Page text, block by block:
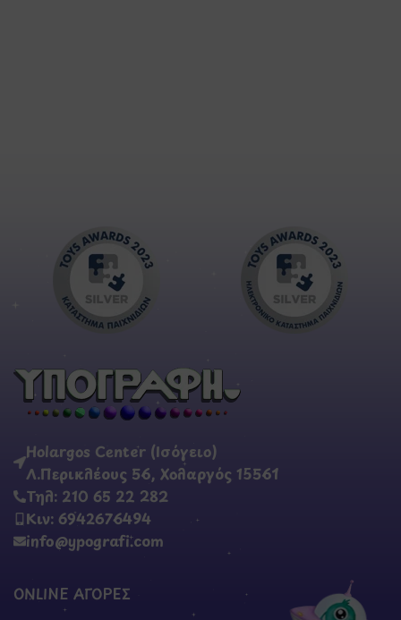
Holargos Center (Ισόγειο)
Λ.Περικλέους 56, Χολαργός 15561
Τηλ: 210 65 22 282
Κιν: 6942676494
info@ypografi.com
ONLINE ΑΓΟΡΕΣ